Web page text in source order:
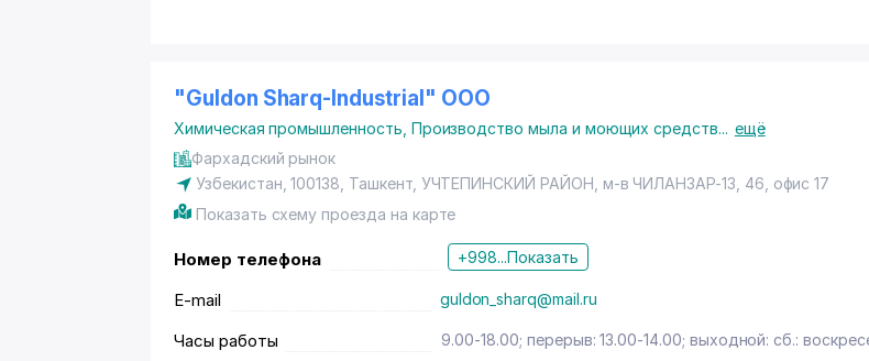
"Guldon Sharq-Industrial" ООО
Химическая промышленность Производство мыла и моющих средств... ещё
Фархадский рынок
Узбекистан, 100138, Ташкент, УЧТЕПИНСКИЙ РАЙОН , м-в ЧИЛАНЗАР-13, 46, офис 17
Показать схему проезда на карте
Номер телефона +998...Показать
E-mail guldon_sharq@mail.ru
Часы работы 9.00-18.00; перерыв: 13.00-14.00; выходной: сб.: